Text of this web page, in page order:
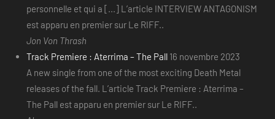
personnelle et qui a [...] L’article INTERVIEW ANTAGONISM
est apparu en premier sur Le RIFF..
Jon Von Thrash
Track Premiere : Aterrima – The Pall 16 novembre 2023
A new single from one of the most exciting Death Metal
releases of the fall. L’article Track Premiere : Aterrima –
The Pall est apparu en premier sur Le RIFF..